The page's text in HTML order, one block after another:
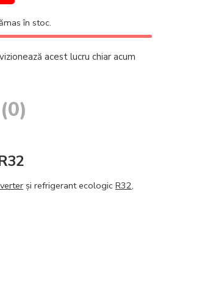
în stoc.
vizionează acest lucru chiar acum
și refrigerant ecologic R32,